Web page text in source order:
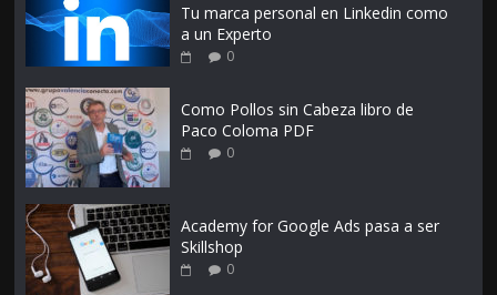
Tu marca personal en Linkedin como
a un Experto
0
Como Pollos sin Cabeza libro de
Paco Coloma PDF
0
Academy for Google Ads pasa a ser
Skillshop
0